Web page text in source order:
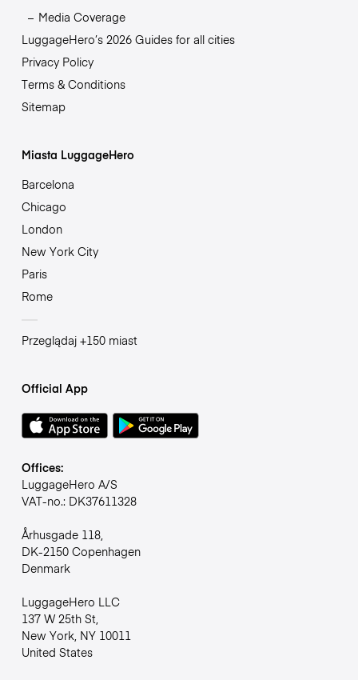
Media Coverage
LuggageHero’s 2026 Guides for all cities
Privacy Policy
Terms & Conditions
Sitemap
Miasta LuggageHero
Barcelona
Chicago
London
New York City
Paris
Rome
Przeglądaj +150 miast
Official App
Offices:
LuggageHero A/S
VAT-no.: DK37611328
Århusgade 118,
DK-2150 Copenhagen
Denmark
LuggageHero LLC
137 W 25th St,
New York, NY 10011
United States